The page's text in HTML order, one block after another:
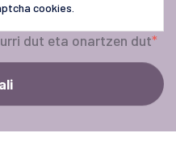
cookies.
dut eta onartzen dut